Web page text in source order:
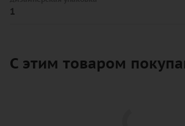
1
С этим товаром